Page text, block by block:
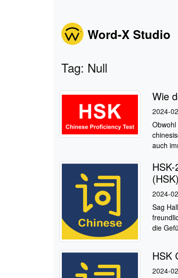
Word-X Studio
Tag: Null
Wie
2024-
auch
(HSK)
2024-
Sag
die
HSK
2024-